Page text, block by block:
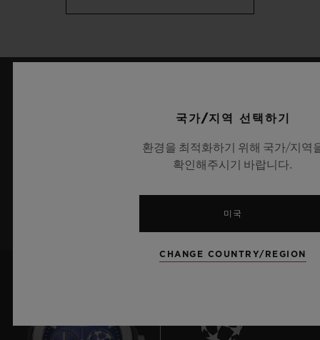
국가/지역 선택하기
환경을 최적화하기 위해 국가/지역
확인해주시기 바랍니다.
미국
CHANGE COUNTRY/REGION